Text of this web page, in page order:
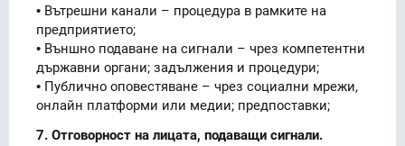
• Вътрешни канали – процедура в рамките на
предприятието;
• Външно подаване на сигнали – чрез компетентни
държавни органи; задължения и процедури;
• Публично оповестяване – чрез социални мрежи,
онлайн платформи или медии; предпоставки;
7. Отговорност на лицата, подаващи сигнали.